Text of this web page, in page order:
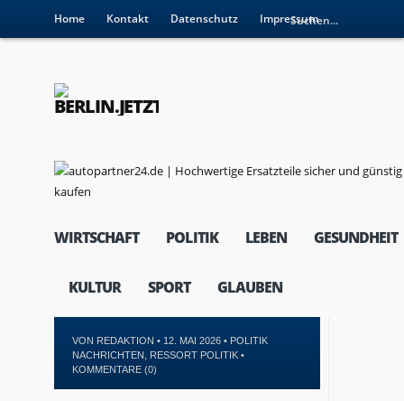
Home Kontakt Datenschutz Impressum
WIRTSCHAFT POLITIK LEBEN GESUNDHEIT
KULTUR SPORT GLAUBEN
VON REDAKTION • 12. MAI 2026 • POLITIK
NACHRICHTEN
RESSORT POLITIK •
KOMMENTARE (0)